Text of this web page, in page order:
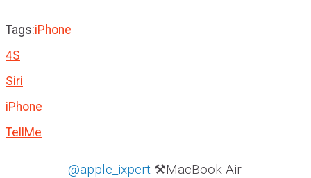
Tags:iPhone
4S
Siri
iPhone
TellMe
@apple_ixpert ⚒️MacBook Air -